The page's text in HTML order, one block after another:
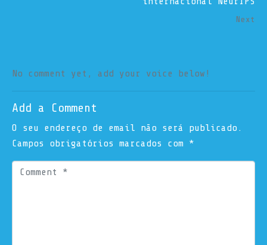
Next
No comment yet, add your voice below!
Add a Comment
O seu endereço de email não será publicado.
Campos obrigatórios marcados com *